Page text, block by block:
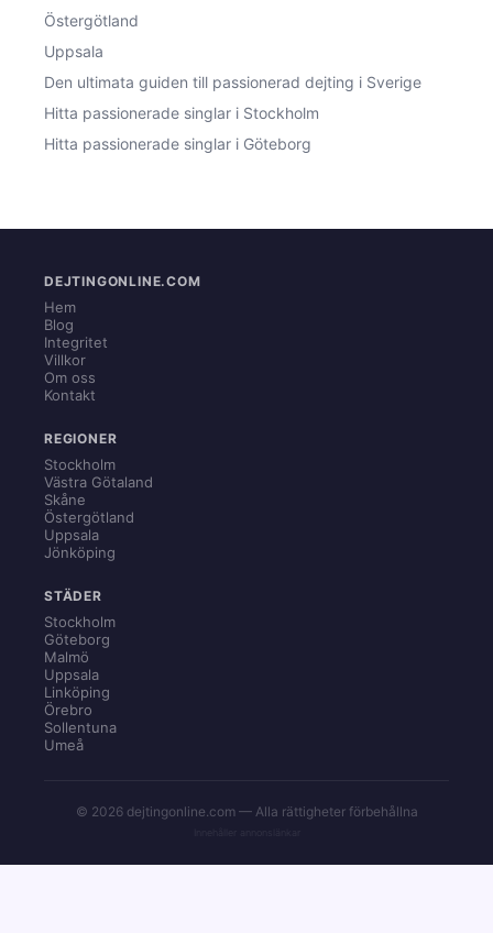
Östergötland
Uppsala
Den ultimata guiden till passionerad dejting i Sverige
Hitta passionerade singlar i Stockholm
Hitta passionerade singlar i Göteborg
DEJTINGONLINE.COM
Hem
Blog
Integritet
Villkor
Om oss
Kontakt
REGIONER
Stockholm
Västra Götaland
Skåne
Östergötland
Uppsala
Jönköping
STÄDER
Stockholm
Göteborg
Malmö
Uppsala
Linköping
Örebro
Sollentuna
Umeå
© 2026 dejtingonline.com — Alla rättigheter förbehållna